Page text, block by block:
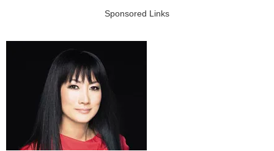
Sponsored Links